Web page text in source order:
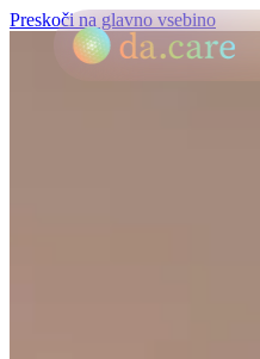
Preskoči na glavno vsebino